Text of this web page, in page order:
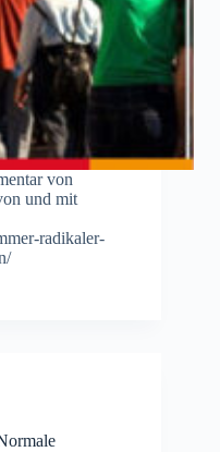
von
und mit
radikaler-